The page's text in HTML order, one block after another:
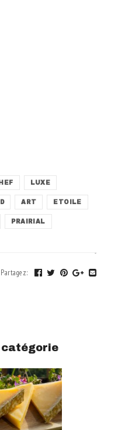
LUXE
ART ETOILE
PRAIRIAL
Partagez:
catégorie